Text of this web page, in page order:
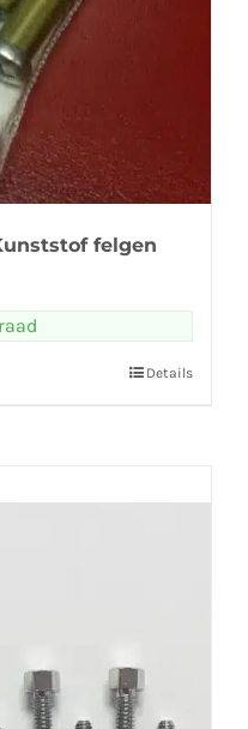
felgen
Details